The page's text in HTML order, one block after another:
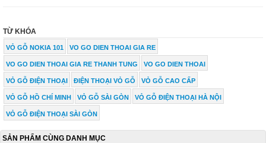
TỪ KHÓA
VỎ GỖ NOKIA 101 VO GO DIEN THOAI GIA RE
VO GO DIEN THOAI GIA RE THANH TUNG VO GO DIEN THOAI
VỎ GỖ ĐIỆN THOẠI ĐIỆN THOẠI VỎ GỖ VỎ GỖ CAO CẤP
VỎ GỖ HỒ CHÍ MINH VỎ GỖ SÀI GÒN VỎ GỖ ĐIỆN THOẠI HÀ NỘI
VỎ GỖ ĐIỆN THOẠI SÀI GÒN
SẢN PHẨM CÙNG DANH MỤC